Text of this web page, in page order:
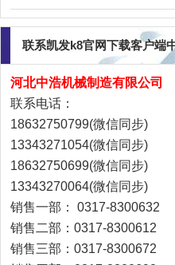
联系凯发k8官网下载客户端
河北中浩机械制造有限公司
联系电话：
18632750799(微信同步)
13343271054(微信同步)
18632750699(微信同步)
13343270064(微信同步)
销售一部：
0317-8300632
销售二部：0317-8300612
销售三部：0317-8300672